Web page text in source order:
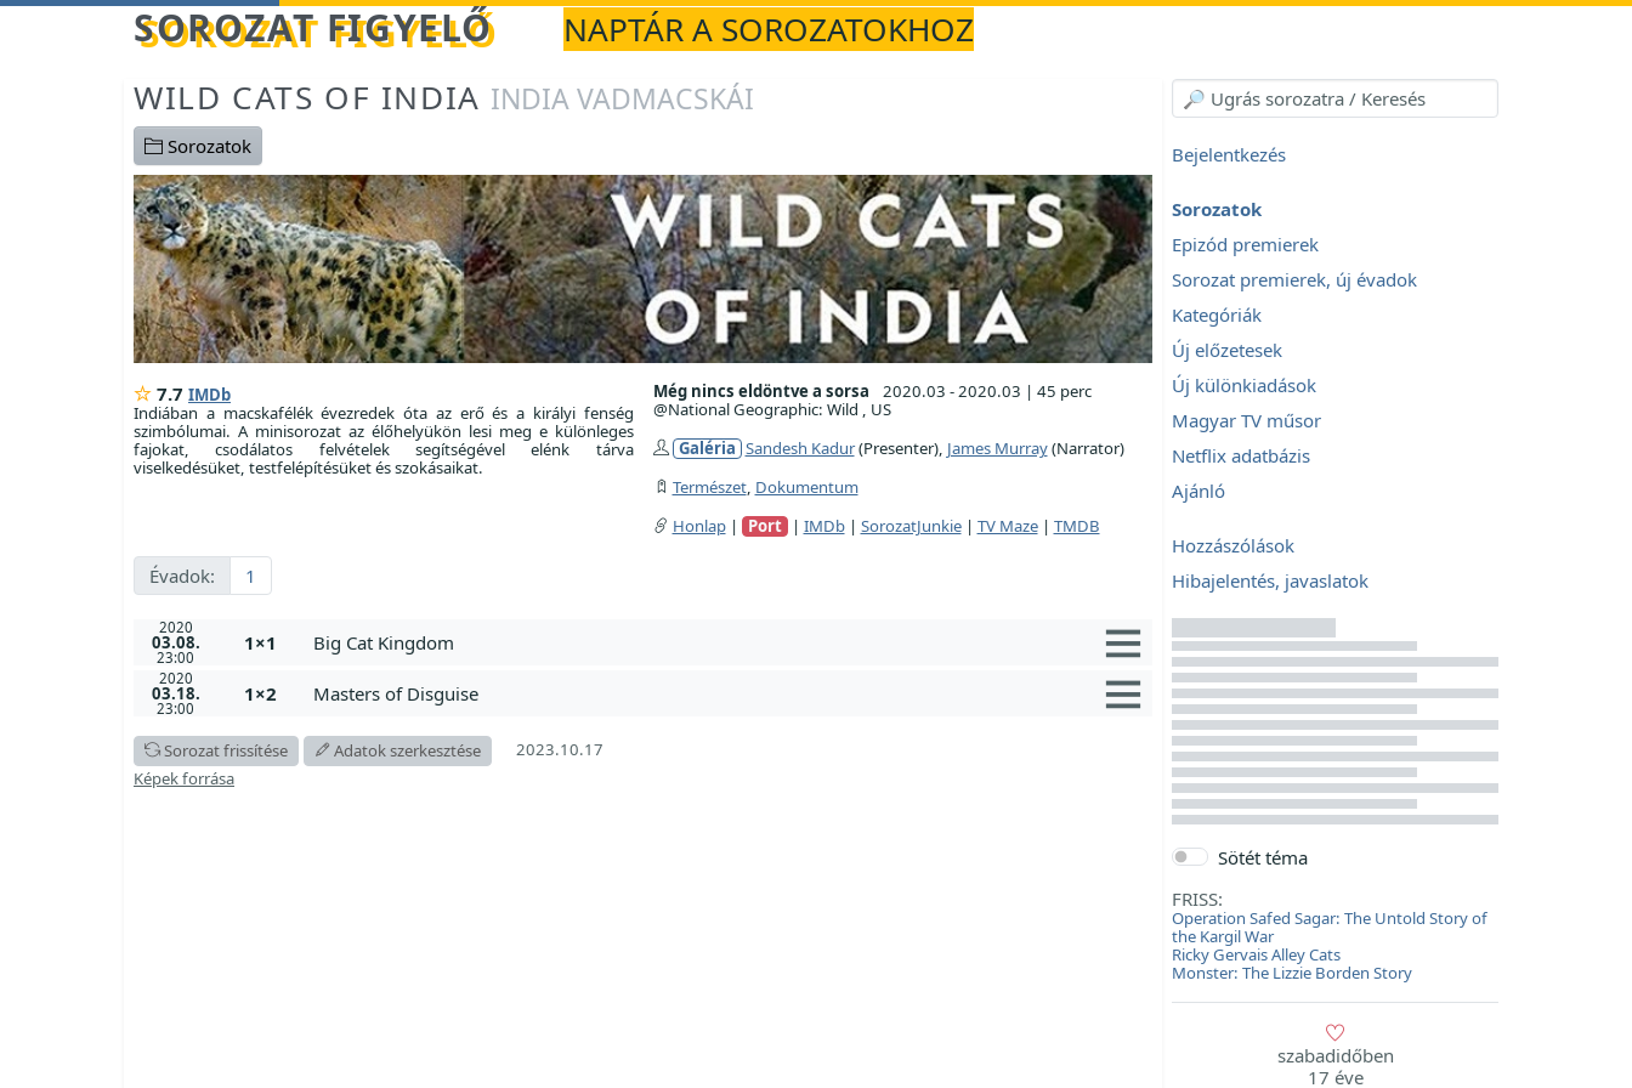
Betöltés... SOROZAT FIGYELŐ
NAPTÁR A SOROZATOKHOZ
WILD CATS OF INDIA INDIA VADMACSKÁI
Sorozatok
7.7 IMDb
Indiában a macskafélék évezredek óta az erő és a királyi fenség
szimbólumai. A minisorozat az élőhelyükön lesi meg e különleges
fajokat, csodálatos felvételek segítségével elénk tárva
viselkedésüket, testfelépítésüket és szokásaikat.
Még nincs eldöntve a sorsa 2020.03 - 2020.03 | 45 perc
@National Geographic: Wild , US
Galéria Sandesh Kadur(Presenter), James Murray(Narrator)
Természet, Dokumentum
Honlap| Port | IMDb| SorozatJunkie| TV Maze| TMDB
Évadok: 1
2020
03.08.
23:00
1×1 Big Cat Kingdom
2020
03.18.
23:00
1×2 Masters of Disguise
Sorozat frissítése Adatok szerkesztése
2023.10.17
Képek forrása
Bejelentkezés
Sorozatok
Epizód premierek
Sorozat premierek, új évadok
Kategóriák
Új előzetesek
Új különkiadások
Magyar TV műsor
Netflix adatbázis
Ajánló
Hozzászólások
Hibajelentés, javaslatok
Sötét téma
FRISS:
Operation Safed Sagar: The Untold Story of
the Kargil War
Ricky Gervais Alley Cats
Monster: The Lizzie Borden Story
szabadidőben
17 éve